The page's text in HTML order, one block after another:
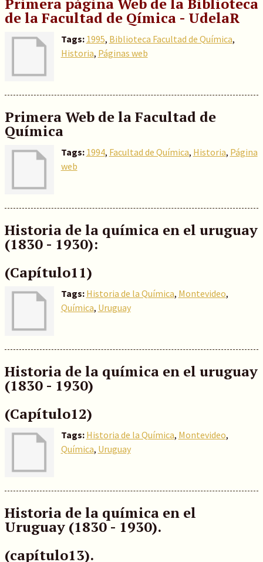
de la Facultad de Qímica - UdelaR
Tags: 1995, Biblioteca Facultad de Química,
Historia, Páginas web
Primera Web de la Facultad de
Química
Tags: 1994, Facultad de Química, Historia, Página
web
Historia de la química en el uruguay
(1830 - 1930):
(Capítulo11)
Tags: Historia de la Química, Montevideo,
Química, Uruguay
Historia de la química en el uruguay
(1830 - 1930)
(Capítulo12)
Tags: Historia de la Química, Montevideo,
Química, Uruguay
Historia de la química en el
Uruguay (1830 - 1930).
(capítulo13).